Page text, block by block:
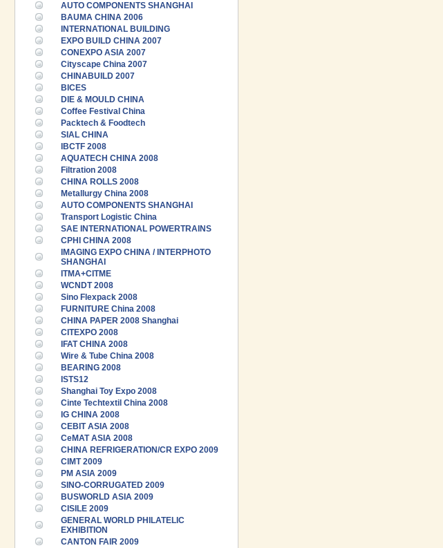
AUTO COMPONENTS SHANGHAI
BAUMA CHINA 2006
INTERNATIONAL BUILDING
EXPO BUILD CHINA 2007
CONEXPO ASIA 2007
Cityscape China 2007
CHINABUILD 2007
BICES
DIE & MOULD CHINA
Coffee Festival China
Packtech & Foodtech
SIAL CHINA
IBCTF 2008
AQUATECH CHINA 2008
Filtration 2008
CHINA ROLLS 2008
Metallurgy China 2008
AUTO COMPONENTS SHANGHAI
Transport Logistic China
SAE INTERNATIONAL POWERTRAINS
CPHI CHINA 2008
IMAGING EXPO CHINA / INTERPHOTO
SHANGHAI
ITMA+CITME
WCNDT 2008
Sino Flexpack 2008
FURNITURE China 2008
CHINA PAPER 2008 Shanghai
CITEXPO 2008
IFAT CHINA 2008
Wire & Tube China 2008
BEARING 2008
ISTS12
Shanghai Toy Expo 2008
Cinte Techtextil China 2008
IG CHINA 2008
CEBIT ASIA 2008
CeMAT ASIA 2008
CHINA REFRIGERATION/CR EXPO 2009
CIMT 2009
PM ASIA 2009
SINO-CORRUGATED 2009
BUSWORLD ASIA 2009
CISILE 2009
GENERAL WORLD PHILATELIC
EXHIBITION
CANTON FAIR 2009